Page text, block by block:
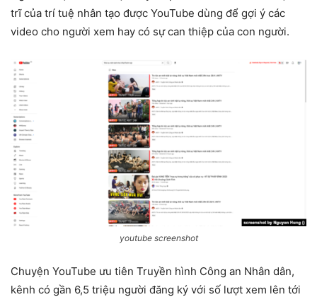
trĩ của trí tuệ nhân tạo được YouTube dùng để gợi ý các
video cho người xem hay có sự can thiệp của con người.
youtube screenshot
Chuyện YouTube ưu tiên Truyền hình Công an Nhân dân,
kênh có gần 6,5 triệu người đăng ký với số lượt xem lên tới